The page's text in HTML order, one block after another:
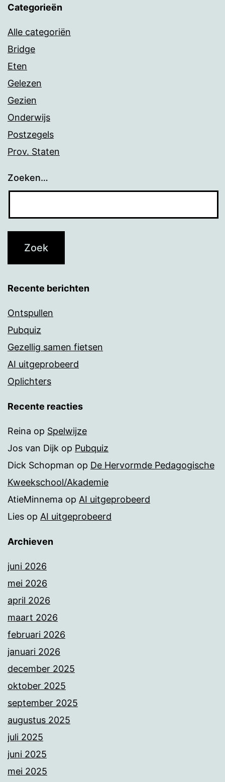
Categorieën
Alle categoriën
Bridge
Eten
Gelezen
Gezien
Onderwijs
Postzegels
Prov. Staten
Zoeken…
Recente berichten
Ontspullen
Pubquiz
Gezellig samen fietsen
AI uitgeprobeerd
Oplichters
Recente reacties
Reina op Spelwijze
Jos van Dijk op Pubquiz
Dick Schopman op De Hervormde Pedagogische
Kweekschool/Akademie
AtieMinnema op AI uitgeprobeerd
Lies op AI uitgeprobeerd
Archieven
juni 2026
mei 2026
april 2026
maart 2026
februari 2026
januari 2026
december 2025
oktober 2025
september 2025
augustus 2025
juli 2025
juni 2025
mei 2025